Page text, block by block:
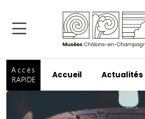
Accès
RAPIDE
Accueil Actualités